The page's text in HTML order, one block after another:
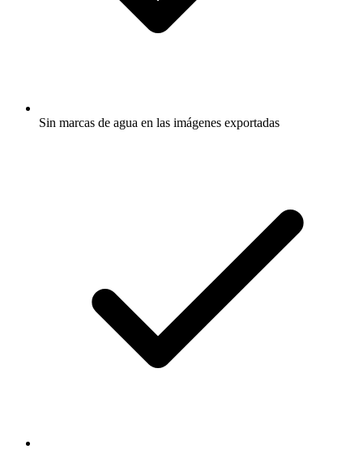
Sin marcas de agua en las imágenes exportadas